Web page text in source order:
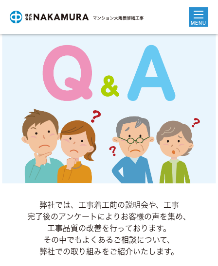
MENU
NAKAMURAの強み
マンション大規模修繕工事
バリューアップ工事
お客さまの声
お客さま専用ページ
協力会社募集
弊社では、工事着工前の説明会や、工事
完了後のアンケートによりお客様の声を集め、
工事品質の改善を行っております。
その中でもよくあるご相談について、
弊社での取り組みをご紹介いたします。